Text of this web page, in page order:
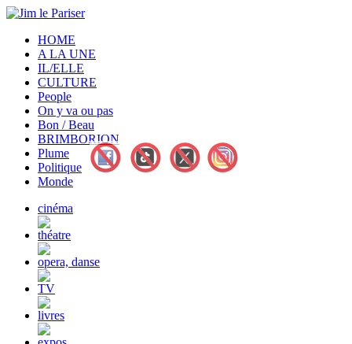
HOME
A LA UNE
IL/ELLE
CULTURE
People
On y va ou pas
Bon / Beau
BRIMBORION
Plume
Politique
Monde
cinéma
théatre
opera, danse
TV
livres